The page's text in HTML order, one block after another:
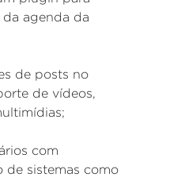
agenda da
de posts no
de vídeos,
com
de sistemas como